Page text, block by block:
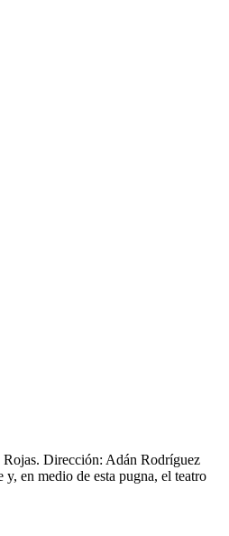
Dirección: Adán Rodríguez
en medio de esta pugna, el teatro